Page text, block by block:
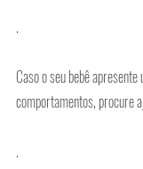
.
Caso o seu bebê
comportamentos, procure
.